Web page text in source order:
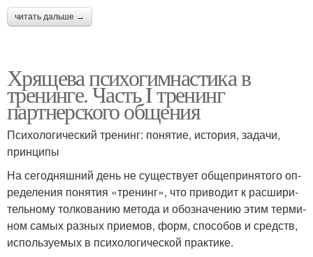
читать дальше →
Хрящева психогимнастика в
тренинге. Часть I тренинг
партнерского общения
Психологический тренинг: понятие, история, задачи,
принципы
На сегодняшний день не существует общепринятого оп­
ределения понятия «тренинг», что приводит к расшири­
тельному толкованию метода и обозначению этим терми­
ном самых разных приемов, форм, способов и средств,
ис­пользуемых в психологической практике.